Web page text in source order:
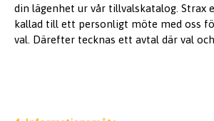
din lägenhet ur vår tillvalskatalog. Strax
kallad till ett personligt möte med oss
val. Därefter tecknas ett avtal där val